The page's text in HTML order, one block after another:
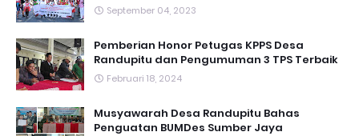
September 04, 2023
Pemberian Honor Petugas KPPS Desa
Randupitu dan Pengumuman 3 TPS Terbaik
Februari 18, 2024
Musyawarah Desa Randupitu Bahas
Penguatan BUMDes Sumber Jaya